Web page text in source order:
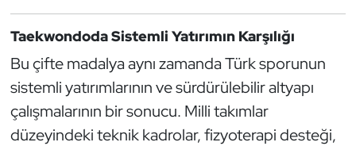
Taekwondoda Sistemli Yatırımın Karşılığı
Bu çifte madalya aynı zamanda Türk sporunun
sistemli yatırımlarının ve sürdürülebilir altyapı
çalışmalarının bir sonucu. Milli takımlar
düzeyindeki teknik kadrolar, fizyoterapi desteği,